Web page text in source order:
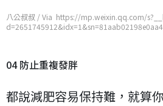
八公叔叔 / Via https://mp.weixin.qq.com/
04 防止重複發胖
都說減肥容易保持難，就算